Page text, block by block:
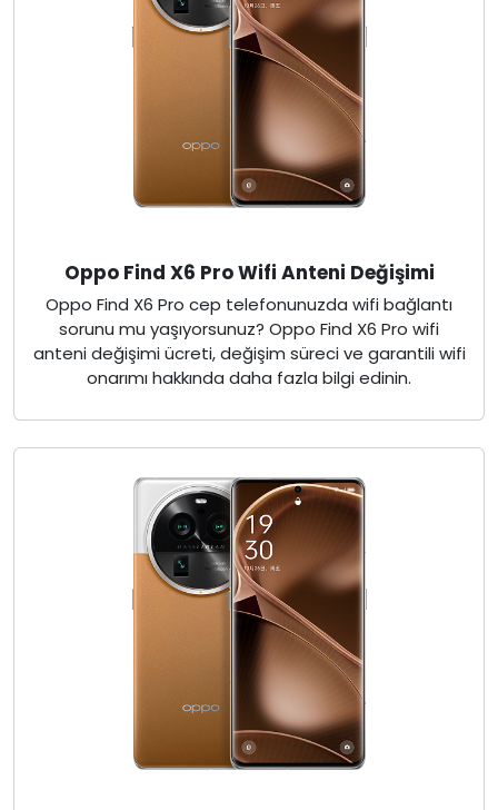
Oppo Find X6 Pro Wifi Anteni Değişimi
Oppo Find X6 Pro cep telefonunuzda wifi bağlantı
sorunu mu yaşıyorsunuz? Oppo Find X6 Pro wifi
anteni değişimi ücreti, değişim süreci ve garantili wifi
onarımı hakkında daha fazla bilgi edinin.